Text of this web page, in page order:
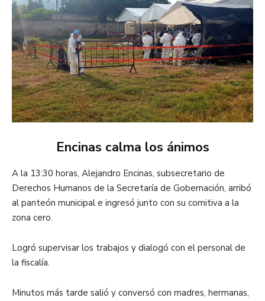
Encinas calma los ánimos
A la 13:30 horas, Alejandro Encinas, subsecretario de
Derechos Humanos de la Secretaría de Gobernación, arribó
al panteón municipal e ingresó junto con su comitiva a la
zona cero.
Logró supervisar los trabajos y dialogó con el personal de
la fiscalía.
Minutos más tarde salió y conversó con madres, hermanas,